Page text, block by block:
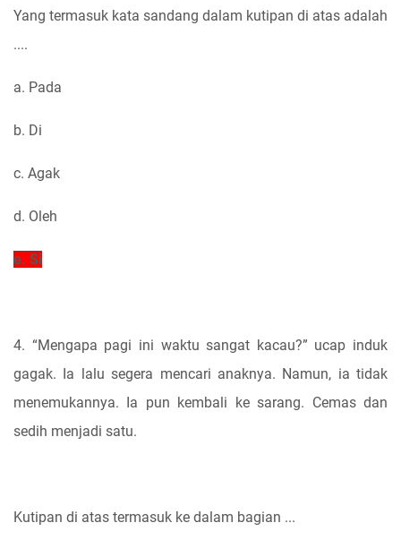
Yang termasuk kata sandang dalam kutipan di atas adalah
....
a. Pada
b. Di
c. Agak
d. Oleh
e. Si
4. “Mengapa pagi ini waktu sangat kacau?” ucap induk
gagak. Ia lalu segera mencari anaknya. Namun, ia tidak
menemukannya. Ia pun kembali ke sarang. Cemas dan
sedih menjadi satu.
Kutipan di atas termasuk ke dalam bagian ...